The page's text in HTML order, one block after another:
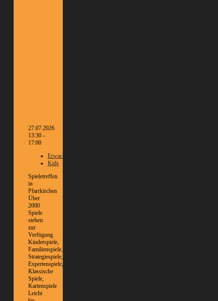
27.07.2026
13:30 -
17:00
Erwachsene
Kids
Spieletreffen
in
Pfarrkirchen
Über
2000
Spiele
stehen
zur
Verfügung
Kinderspiele,
Familienspiele,
Strategiespiele,
Expertenspiele,
Klassische
Spiele,
Kartenspiele
Leicht